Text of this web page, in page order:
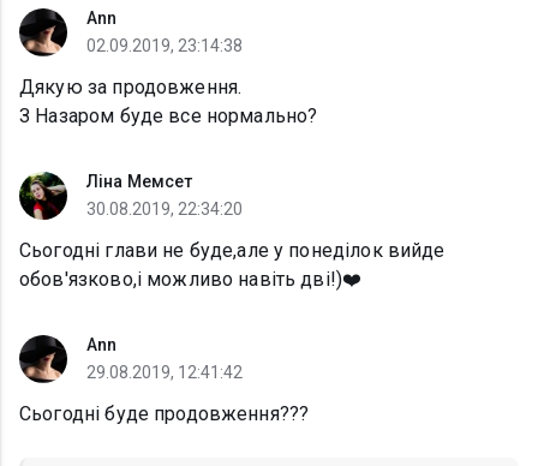
Ann
02.09.2019, 23:14:38
Дякую за продовження.
З Назаром буде все нормально?
Ліна Мемсет
30.08.2019, 22:34:20
Сьогодні глави не буде,але у понеділок вийде
обов'язково,і можливо навіть дві!)❤️
Ann
29.08.2019, 12:41:42
Сьогодні буде продовження???